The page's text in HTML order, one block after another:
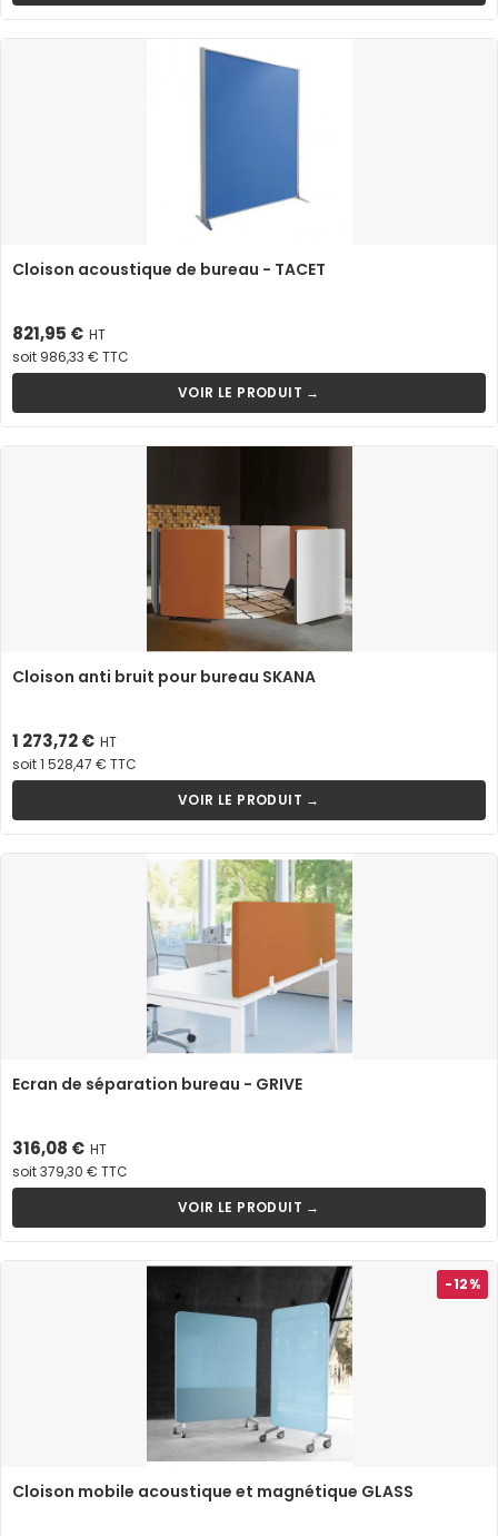
Cloison acoustique de bureau - TACET
Prix
821,95 € HT
soit 986,33 € TTC
VOIR LE PRODUIT →
Cloison anti bruit pour bureau SKANA
Prix
1 273,72 € HT
soit 1 528,47 € TTC
VOIR LE PRODUIT →
Ecran de séparation bureau - GRIVE
Prix
316,08 € HT
soit 379,30 € TTC
VOIR LE PRODUIT →
-12%
Cloison mobile acoustique et magnétique GLASS